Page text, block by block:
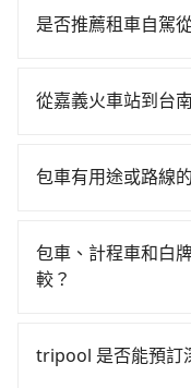
較貴、費時、轉車
西區) 前往最靠近的
鐘（平均17分）的
火車站 (台南市東區
時24分鐘，假設4位
預約包車，不僅每
是否推薦租車自駕
時不需要閉目養神
$115~205承租小轎
返回），雖已將
預估進去，但額外
數超過四位，更是
從嘉義火車站到台
灣大車隊，如果在
算，價格約為
服務可再更便宜。
站的跳表小黃可能
包車有用途或路線
方，只要是長途交
掃墓、包車旅遊、
或者任何跨縣市接
包車、計程車和白
較？
包車：優點是搭乘
tripool 是否能預訂